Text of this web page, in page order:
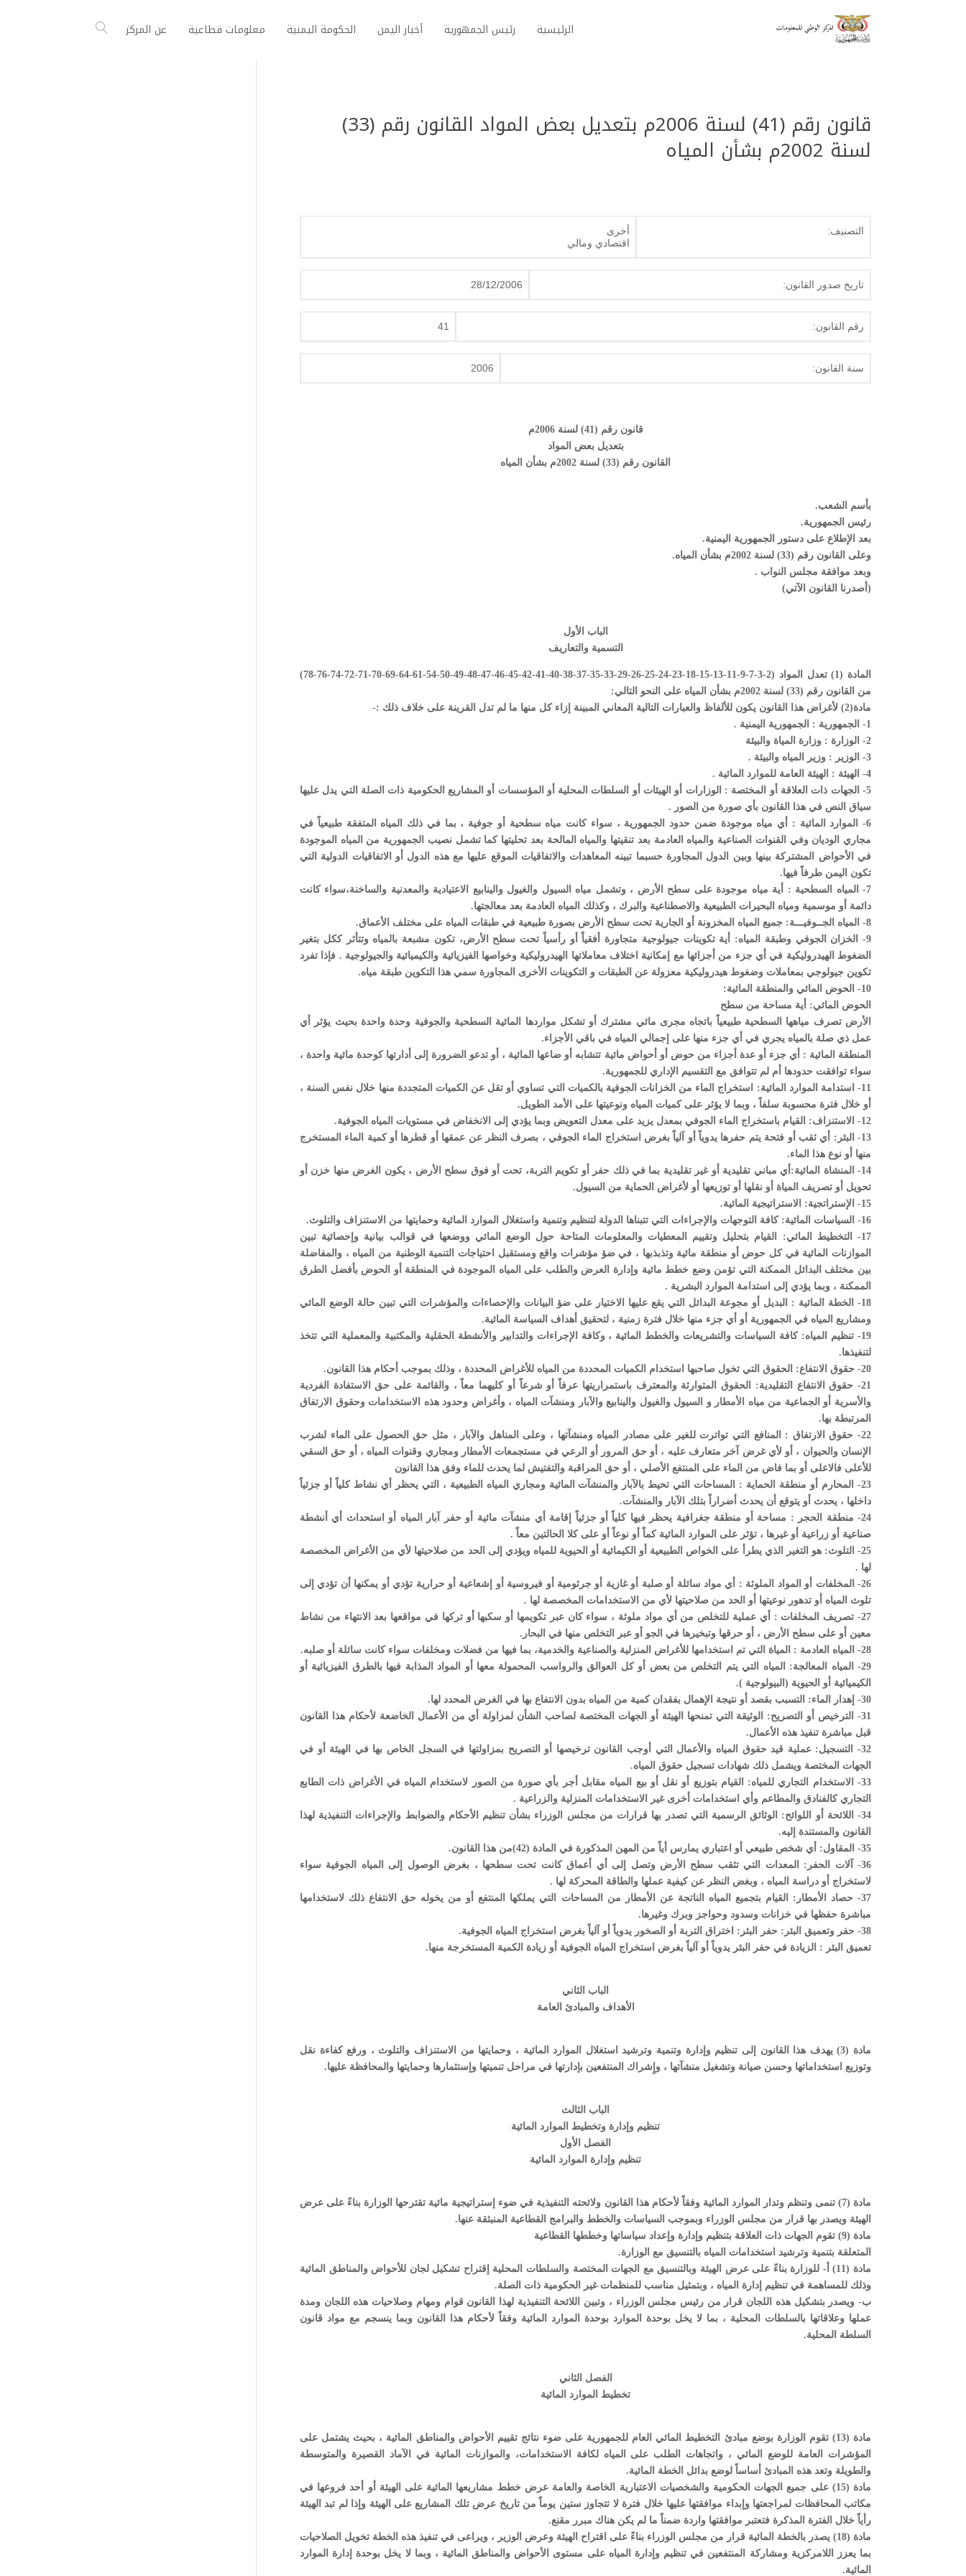
الرئيسية رئيس الجمهورية أخبار اليمن الحكومة اليمنية معلومات قطاعية عن المركز
قانون رقم (41) لسنة 2006م بتعديل بعض المواد القانون رقم (33)
لسنة 2002م بشأن المياه
التصنيف:
أخرى
اقتصادي ومالي
تاريخ صدور القانون: 28/12/2006
رقم القانون: 41
سنة القانون: 2006
قانون رقم (41) لسنة 2006م
بتعديل بعض المواد
القانون رقم (33) لسنة 2002م بشأن المياه
بأسم الشعب.
رئيس الجمهورية.
بعد الإطلاع على دستور الجمهورية اليمنية.
وعلى القانون رقم (33) لسنة 2002م بشأن المياه.
وبعد موافقة مجلس النواب .
(أصدرنا القانون الآتي)
الباب الأول
التسمية والتعاريف
المادة (1) تعدل المواد (2-3-7-9-11-13-15-18-23-24-25-26-29-33-35-37-38-40-41-42-45-46-47-48-49-50-54-61-64-69-70-71-72-74-76-78)
من القانون رقم (33) لسنة 2002م بشأن المياه على النحو التالي:
مادة(2) لأغراض هذا القانون يكون للألفاظ والعبارات التالية المعاني المبينة إزاء كل منها ما لم تدل القرينة على خلاف ذلك :-
1- الجمهورية : الجمهورية اليمنية .
2- الوزارة : وزارة المياة والبيئة
3- الوزير : وزير المياه والبيئة .
4- الهيئة : الهيئة العامة للموارد المائية .
5- الجهات ذات العلاقة أو المختصة : الوزارات أو الهيئات أو السلطات المحلية أو المؤسسات أو المشاريع الحكومية ذات الصلة التي يدل عليها
سياق النص في هذا القانون بأي صورة من الصور .
6- الموارد المائية : أي مياه موجودة ضمن حدود الجمهورية ، سواء كانت مياه سطحية أو جوفية ، بما في ذلك المياه المتفقة طبيعياً في
مجاري الوديان وفي القنوات الصناعية والمياه العادمة بعد تنقيتها والمياه المالحة بعد تحليتها كما تشمل نصيب الجمهورية من المياه الموجودة
في الأحواض المشتركة بينها وبين الدول المجاورة حسبما تبينه المعاهدات والاتفاقيات الموقع عليها مع هذه الدول أو الاتفاقيات الدولية التي
تكون اليمن طرفاً فيها.
7- المياه السطحية : أية مياه موجودة على سطح الأرض ، وتشمل مياه السيول والغيول والينابيع الاعتيادية والمعدنية والساخنة،سواء كانت
دائمة أو موسمية ومياه البحيرات الطبيعية والاصطناعية والبرك ، وكذلك المياه العادمة بعد معالجتها.
8- المياه الجــوفيـــة: جميع المياه المخزونة أو الجارية تحت سطح الأرض بصورة طبيعية في طبقات المياه على مختلف الأعماق.
9- الخزان الجوفي وطبقة المياه: أية تكوينات جيولوجية متجاورة أفقياً أو رأسياً تحت سطح الأرض، تكون مشبعة بالمياه وتتأثر ككل بتغير
الضغوط الهيدروليكية في أي جزء من أجزائها مع إمكانية اختلاف معاملاتها الهيدروليكية وخواصها الفيزيائية والكيميائية والجيولوجية . فإذا تفرد
تكوين جيولوجي بمعاملات وضغوط هيدروليكية معزولة عن الطبقات و التكوينات الأخرى المجاورة سمي هذا التكوين طبقة مياه.
10- الحوض المائي والمنطقة المائية:
الحوض المائي: أية مساحة من سطح
الأرض تصرف مياهها السطحية طبيعياً باتجاه مجرى مائي مشترك أو تشكل مواردها المائية السطحية والجوفية وحدة واحدة بحيث يؤثر أي
عمل ذي صلة بالمياه يجري في أي جزء منها على إجمالي المياه في باقي الأجزاء.
المنطقة المائية : أي جزء أو عدة أجزاء من حوض أو أحواض مائية تتشابه أو ضاعها المائية ، أو تدعو الضرورة إلى أدارتها كوحدة مائية واحدة ،
سواء توافقت حدودها أم لم تتوافق مع التقسيم الإداري للجمهورية.
11- استدامة الموارد المائية: استخراج الماء من الخزانات الجوفية بالكميات التي تساوي أو تقل عن الكميات المتجددة منها خلال نفس السنة ،
أو خلال فترة محسوبة سلفاً ، وبما لا يؤثر على كميات المياه ونوعيتها على الأمد الطويل.
12- الاستنزاف: القيام باستخراج الماء الجوفي بمعدل يزيد على معدل التعويض وبما يؤدي إلى الانخفاض في مستويات المياه الجوفية.
13- البئر: أي ثقب أو فتحة يتم حفرها يدوياً أو آلياً بغرض استخراج الماء الجوفي ، بصرف النظر عن عمقها أو قطرها أو كمية الماء المستخرج
منها أو نوع هذا الماء.
14- المنشاة المائية:أي مباني تقليدية أو غير تقليدية بما في ذلك حفر أو تكويم التربة، تحت أو فوق سطح الأرض ، يكون الغرض منها خزن أو
تحويل أو تصريف المياة أو نقلها أو توزيعها أو لأغراض الحماية من السيول.
15- الإستراتجية: الاستراتيجية المائية.
16- السياسات المائية: كافة التوجهات والإجراءات التي تتبناها الدولة لتنظيم وتنمية واستغلال الموارد المائية وحمايتها من الاستنزاف والتلوث.
17- التخطيط المائي: القيام بتحليل وتقييم المعطيات والمعلومات المتاحة حول الوضع المائي ووضعها في قوالب بيانية وإحصائية تبين
الموازنات المائية في كل حوض أو منطقة مائية وتذبذبها ، في ضؤ مؤشرات واقع ومستقبل احتياجات التنمية الوطنية من المياه ، والمفاضلة
بين مختلف البدائل الممكنة التي تؤمن وضع خطط مائية وإدارة العرض والطلب على المياه الموجودة في المنطقة أو الحوض بأفضل الطرق
الممكنة ، وبما يؤدي إلى استدامة الموارد البشرية .
18- الخطة المائية : البديل أو مجوعة البدائل التي يقع عليها الاختيار على ضؤ البيانات والإحصاءات والمؤشرات التي تبين حالة الوضع المائي
ومشاريع المياه في الجمهورية أو أي جزء منها خلال فترة زمنية ، لتحقيق أهداف السياسة المائية.
19- تنظيم المياه: كافة السياسات والتشريعات والخطط المائية ، وكافة الإجراءات والتدابير والأنشطة الحقلية والمكتبية والمعملية التي تتخذ
لتنفيذها.
20- حقوق الانتفاع: الحقوق التي تخول صاحبها استخدام الكميات المحددة من المياه للأغراض المحددة ، وذلك بموجب أحكام هذا القانون.
21- حقوق الانتفاع التقليدية: الحقوق المتوارثة والمعترف باستمراريتها عرفاً أو شرعاً أو كليهما معاً ، والقائمة على حق الاستفادة الفردية
والأسرية أو الجماعية من مياه الأمطار و السيول والغيول والينابيع والآبار ومنشآت المياه ، وأغراض وحدود هذه الاستخدامات وحقوق الارتفاق
المرتبطة بها.
22- حقوق الارتفاق : المنافع التي تواترت للغير على مصادر المياه ومنشآتها ، وعلى المناهل والآبار ، مثل حق الحصول على الماء لشرب
الإنسان والحيوان ، أو لأي غرض آخر متعارف عليه ، أو حق المرور أو الرعي في مستجمعات الأمطار ومجاري وقنوات المياه ، أو حق السقي
للأعلى فالاعلى أو بما فاض من الماء على المنتفع الأصلي ، أو حق المراقبة والتفتيش لما يحدث للماء وفق هذا القانون
23- المحارم أو منطقة الحماية : المساحات التي تحيط بالآبار والمنشآت المائية ومجاري المياه الطبيعية ، التي يحظر أي نشاط كلياً أو جزئياً
داخلها ، يحدث أو يتوقع أن يحدث أضراراً بتلك الآبار والمنشآت.
24- منطقة الحجر : مساحة أو منطقة جغرافية يحظر فيها كلياً أو جزئياً إقامة أي منشآت مائية أو حفر آبار المياه أو استحداث أي أنشطة
صناعية أو زراعية أو غيرها ، تؤثر على الموارد المائية كماً أو نوعاً أو على كلا الحالتين معاً .
25- التلوث: هو التغير الذي يطرأ على الخواص الطبيعية أو الكيمائية أو الحيوية للمياه ويؤدي إلى الحد من صلاحيتها لأي من الأغراض المخصصة
لها .
26- المخلفات أو المواد الملوثة : أي مواد سائلة أو صلبة أو غازية أو جرثومية أو فيروسية أو إشعاعية أو حرارية تؤدي أو يمكنها أن تؤدي إلى
تلوث المياه أو تدهور نوعيتها أو الحد من صلاحيتها لأي من الاستخدامات المخصصة لها .
27- تصريف المخلفات : أي عملية للتخلص من أي مواد ملوثة ، سواء كان عبر تكويمها أو سكبها أو تركها في مواقعها بعد الانتهاء من نشاط
معين أو على سطح الأرض ، أو حرقها وتبخيرها في الجو أو عبر التخلص منها في البحار.
28- المياه العادمة : المياة التي تم استخدامها للأغراض المنزلية والصناعية والخدمية، بما فيها من فضلات ومخلفات سواء كانت سائلة أو صلبه.
29- المياه المعالجة: المياه التي يتم التخلص من بعض أو كل العوالق والرواسب المحمولة معها أو المواد المذابة فيها بالطرق الفيزيائية أو
الكيميائية أو الحيوية (البيولوجية ).
30- إهدار الماء: التسبب بقصد أو نتيجة الإهمال بفقدان كمية من المياه بدون الانتفاع بها في الغرض المحدد لها.
31- الترخيص أو التصريح: الوثيقة التي تمنحها الهيئة أو الجهات المختصة لصاحب الشأن لمزاولة أي من الأعمال الخاضعة لأحكام هذا القانون
قبل مباشرة تنفيذ هذه الأعمال.
32- التسجيل: عملية قيد حقوق المياه والأعمال التي أوجب القانون ترخيصها أو التصريح بمزاولتها في السجل الخاص بها في الهيئة أو في
الجهات المختصة ويشمل ذلك شهادات تسجيل حقوق المياه.
33- الاستخدام التجاري للمياه: القيام بتوزيع أو نقل أو بيع المياه مقابل أجر بأي صورة من الصور لاستخدام المياه في الأغراض ذات الطابع
التجاري كالفنادق والمطاعم وأي استخدامات أخرى غير الاستخدامات المنزلية والزراعية .
34- اللائحة أو اللوائح: الوثائق الرسمية التي تصدر بها قرارات من مجلس الوزراء بشأن تنظيم الأحكام والضوابط والإجراءات التنفيذية لهذا
القانون والمستندة إليه.
35- المقاول: أي شخص طبيعي أو اعتباري يمارس أياً من المهن المذكورة في المادة (42)من هذا القانون.
36- آلات الحفر: المعدات التي تثقب سطح الأرض وتصل إلى أي أعماق كانت تحت سطحها ، بغرض الوصول إلى المياه الجوفية سواء
لاستخراج أو دراسة المياه ، وبغض النظر عن كيفية عملها والطاقة المحركة لها .
37- حصاد الأمطار: القيام بتجميع المياه الناتجة عن الأمطار من المساحات التي يملكها المنتفع أو من يخوله حق الانتفاع ذلك لاستخدامها
مباشرة حفظها في خزانات وسدود وحواجز وبرك وغيرها.
38- حفر وتعميق البئر: حفر البئر: اختراق التربة أو الصخور يدوياً أو آلياً بغرض استخراج المياه الجوفية.
تعميق البئر : الزيادة في حفر البئر يدوياً أو آلياً بغرض استخراج المياه الجوفية أو زيادة الكمية المستخرجة منها.
الباب الثاني
الأهداف والمبادئ العامة
مادة (3) يهدف هذا القانون إلى تنظيم وإدارة وتنمية وترشيد استغلال الموارد المائية ، وحمايتها من الاستنزاف والتلوث ، ورفع كفاءة نقل
وتوزيع استخداماتها وحسن صيانة وتشغيل منشآتها ، وإِشراك المنتفعين بإدارتها في مراحل تنميتها وإستثمارها وحمايتها والمحافظة عليها.
الباب الثالث
تنظيم وإدارة وتخطيط الموارد المائية
الفصل الأول
تنظيم وإدارة الموارد المائية
مادة (7) تنمى وتنظم وتدار الموارد المائية وفقاً لأحكام هذا القانون ولائحته التنفيذية في ضوء إستراتيجية مائية تقترحها الوزارة بناءً على عرض
الهيئة ويصدر بها قرار من مجلس الوزراء وبموجب السياسات والخطط والبرامج القطاعية المنبثقة عنها.
مادة (9) تقوم الجهات ذات العلاقة بتنظيم وإدارة وإعداد سياساتها وخططها القطاعية
المتعلقة بتنمية وترشيد استخدامات المياه بالتنسيق مع الوزارة.
مادة (11) أ- للوزارة بناءً على عرض الهيئة وبالتنسيق مع الجهات المختصة والسلطات المحلية إقتراح تشكيل لجان للأحواض والمناطق المائية
وذلك للمساهمة في تنظيم إدارة المياه ، وبتمثيل مناسب للمنظمات غير الحكومية ذات الصلة.
ب- ويصدر بتشكيل هذه اللجان قرار من رئيس مجلس الوزراء ، وتبين اللائحة التنفيذية لهذا القانون قوام ومهام وصلاحيات هذه اللجان ومدة
عملها وعلاقاتها بالسلطات المحلية ، بما لا يخل بوحدة الموارد بوحدة الموارد المائية وفقاً لأحكام هذا القانون وبما ينسجم مع مواد قانون
السلطة المحلية.
الفصل الثاني
تخطيط الموارد المائية
مادة (13) تقوم الوزارة بوضع مبادئ التخطيط المائي العام للجمهورية على ضوء نتائج تقييم الأحواض والمناطق المائية ، بحيث يشتمل على
المؤشرات العامة للوضع المائي ، واتجاهات الطلب على المياه لكافة الاستخدامات، والموازنات المائية في الآماد القصيرة والمتوسطة
والطويلة وتعد هذه المبادئ أساساً لوضع بدائل الخطة المائية.
مادة (15) على جميع الجهات الحكومية والشخصيات الاعتبارية الخاصة والعامة عرض خطط مشاريعها المائية على الهيئة أو أحد فروعها في
مكاتب المحافظات لمراجعتها وإبداء موافقتها عليها خلال فترة لا تتجاوز ستين يوماً من تاريخ عرض تلك المشاريع على الهيئة وإذا لم تبد الهيئة
رأياً خلال الفترة المذكرة فتعتبر موافقتها واردة ضمناً ما لم يكن هناك مبرر مقنع.
مادة (18) يصدر بالخطة المائية قرار من مجلس الوزراء بناءً على اقتراح الهيئة وعرض الوزير ، ويراعى في تنفيذ هذه الخطة تخويل الصلاحيات
بما يعزز اللامركزية ومشاركة المنتفعين في تنظيم وإدارة المياه على مستوى الأحواض والمناطق المائية ، وبما لا يخل بوحدة إدارة الموارد
المائية.